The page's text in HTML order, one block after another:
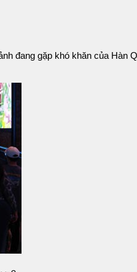
đang gặp khó khăn của Hàn